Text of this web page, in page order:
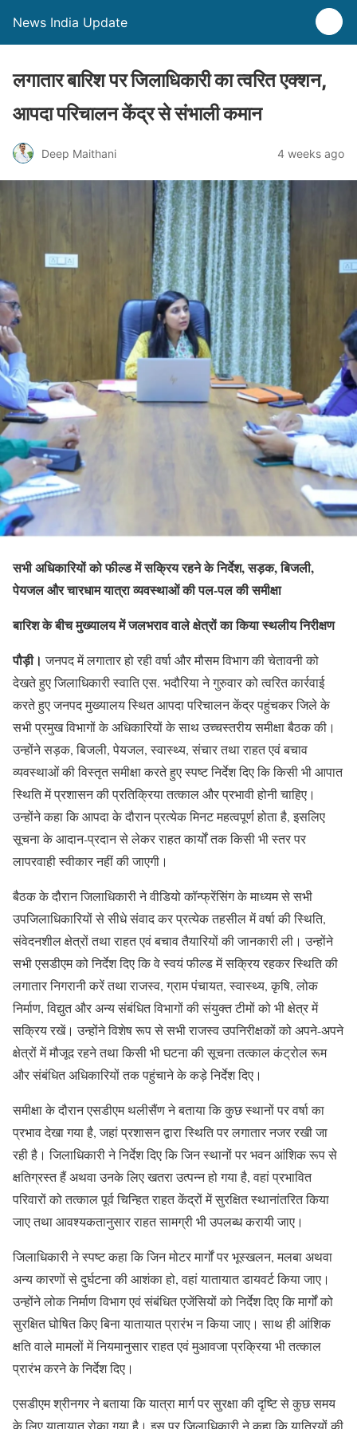
News India Update
लगातार बारिश पर जिलाधिकारी का त्वरित एक्शन,
आपदा परिचालन केंद्र से संभाली कमान
Deep Maithani 4 weeks ago
सभी अधिकारियों को फील्ड में सक्रिय रहने के निर्देश, सड़क, बिजली,
पेयजल और चारधाम यात्रा व्यवस्थाओं की पल-पल की समीक्षा
बारिश के बीच मुख्यालय में जलभराव वाले क्षेत्रों का किया स्थलीय निरीक्षण
पौड़ी।जनपद में लगातार हो रही वर्षा और मौसम विभाग की चेतावनी को
देखते हुए जिलाधिकारी स्वाति एस. भदौरिया ने गुरुवार को त्वरित कार्रवाई
करते हुए जनपद मुख्यालय स्थित आपदा परिचालन केंद्र पहुंचकर जिले के
सभी प्रमुख विभागों के अधिकारियों के साथ उच्चस्तरीय समीक्षा बैठक की।
उन्होंने सड़क, बिजली, पेयजल, स्वास्थ्य, संचार तथा राहत एवं बचाव
व्यवस्थाओं की विस्तृत समीक्षा करते हुए स्पष्ट निर्देश दिए कि किसी भी आपात
स्थिति में प्रशासन की प्रतिक्रिया तत्काल और प्रभावी होनी चाहिए।
उन्होंने कहा कि आपदा के दौरान प्रत्येक मिनट महत्वपूर्ण होता है, इसलिए
सूचना के आदान-प्रदान से लेकर राहत कार्यों तक किसी भी स्तर पर
लापरवाही स्वीकार नहीं की जाएगी।
बैठक के दौरान जिलाधिकारी ने वीडियो कॉन्फ्रेंसिंग के माध्यम से सभी
उपजिलाधिकारियों से सीधे संवाद कर प्रत्येक तहसील में वर्षा की स्थिति,
संवेदनशील क्षेत्रों तथा राहत एवं बचाव तैयारियों की जानकारी ली। उन्होंने
सभी एसडीएम को निर्देश दिए कि वे स्वयं फील्ड में सक्रिय रहकर स्थिति की
लगातार निगरानी करें तथा राजस्व, ग्राम पंचायत, स्वास्थ्य, कृषि, लोक
निर्माण, विद्युत और अन्य संबंधित विभागों की संयुक्त टीमों को भी क्षेत्र में
सक्रिय रखें। उन्होंने विशेष रूप से सभी राजस्व उपनिरीक्षकों को अपने-अपने
क्षेत्रों में मौजूद रहने तथा किसी भी घटना की सूचना तत्काल कंट्रोल रूम
और संबंधित अधिकारियों तक पहुंचाने के कड़े निर्देश दिए।
समीक्षा के दौरान एसडीएम थलीसैंण ने बताया कि कुछ स्थानों पर वर्षा का
प्रभाव देखा गया है, जहां प्रशासन द्वारा स्थिति पर लगातार नजर रखी जा
रही है। जिलाधिकारी ने निर्देश दिए कि जिन स्थानों पर भवन आंशिक रूप से
क्षतिग्रस्त हैं अथवा उनके लिए खतरा उत्पन्न हो गया है, वहां प्रभावित
परिवारों को तत्काल पूर्व चिन्हित राहत केंद्रों में सुरक्षित स्थानांतरित किया
जाए तथा आवश्यकतानुसार राहत सामग्री भी उपलब्ध करायी जाए।
जिलाधिकारी ने स्पष्ट कहा कि जिन मोटर मार्गों पर भूस्खलन, मलबा अथवा
अन्य कारणों से दुर्घटना की आशंका हो, वहां यातायात डायवर्ट किया जाए।
उन्होंने लोक निर्माण विभाग एवं संबंधित एजेंसियों को निर्देश दिए कि मार्गों को
सुरक्षित घोषित किए बिना यातायात प्रारंभ न किया जाए। साथ ही आंशिक
क्षति वाले मामलों में नियमानुसार राहत एवं मुआवजा प्रक्रिया भी तत्काल
प्रारंभ करने के निर्देश दिए।
एसडीएम श्रीनगर ने बताया कि यात्रा मार्ग पर सुरक्षा की दृष्टि से कुछ समय
के लिए यातायात रोका गया है। इस पर जिलाधिकारी ने कहा कि यात्रियों की